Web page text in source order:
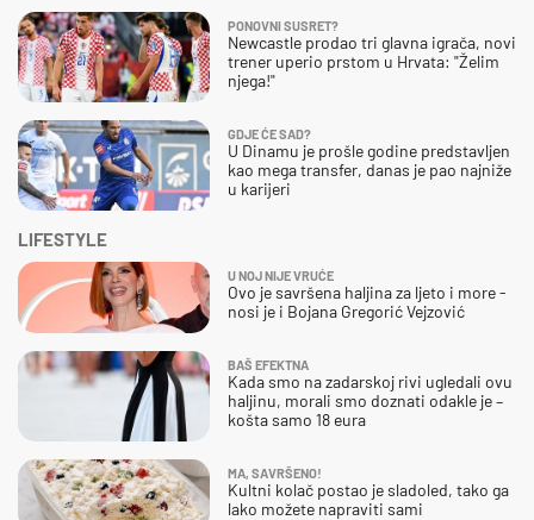
PONOVNI SUSRET?
Newcastle prodao tri glavna igrača, novi
trener uperio prstom u Hrvata: "Želim
njega!"
GDJE ĆE SAD?
U Dinamu je prošle godine predstavljen
kao mega transfer, danas je pao najniže
u karijeri
LIFESTYLE
U NOJ NIJE VRUĆE
Ovo je savršena haljina za ljeto i more -
nosi je i Bojana Gregorić Vejzović
BAŠ EFEKTNA
Kada smo na zadarskoj rivi ugledali ovu
haljinu, morali smo doznati odakle je –
košta samo 18 eura
MA, SAVRŠENO!
Kultni kolač postao je sladoled, tako ga
lako možete napraviti sami